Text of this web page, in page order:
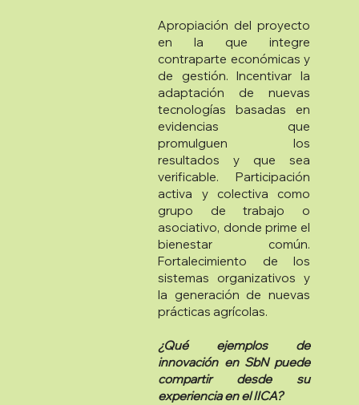
Apropiación del proyecto
en la que integre
contraparte económicas y
de gestión. Incentivar la
adaptación de nuevas
tecnologías basadas en
evidencias que
promulguen los
resultados y que sea
verificable. Participación
activa y colectiva como
grupo de trabajo o
asociativo, donde prime el
bienestar común.
Fortalecimiento de los
sistemas organizativos y
la generación de nuevas
prácticas agrícolas.
¿Qué ejemplos de
innovación en SbN puede
compartir desde su
experiencia en el IICA?